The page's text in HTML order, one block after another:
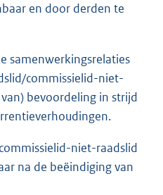
en door derden te
samenwerkingsrelaties
commissielid-niet-
bevoordeling in strijd
niet-raadslid
na de beëindiging van